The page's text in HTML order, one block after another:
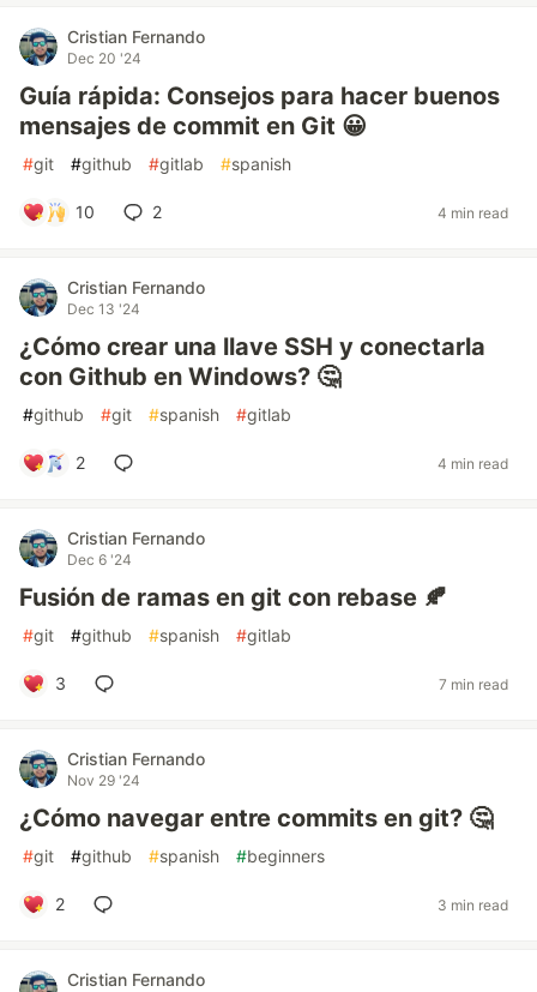
Cristian Fernando
Dec 20 '24
Guía rápida: Consejos para hacer buenos
mensajes de commit en Git 😀
#git #github #gitlab #spanish
10 2 4 min read
Cristian Fernando
Dec 13 '24
¿Cómo crear una llave SSH y conectarla
con Github en Windows? 🤔
#github #git #spanish #gitlab
2 4 min read
Cristian Fernando
Dec 6 '24
Fusión de ramas en git con rebase 🍂
#git #github #spanish #gitlab
3 7 min read
Cristian Fernando
Nov 29 '24
¿Cómo navegar entre commits en git? 🤔
#git #github #spanish #beginners
2 3 min read
Cristian Fernando